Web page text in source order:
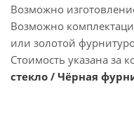
Возможно
Возможно
или золотой
Стоимость указана за
стекло / Чёрная